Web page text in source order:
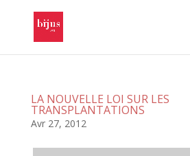
LA NOUVELLE LOI SUR LES
TRANSPLANTATIONS
Avr 27, 2012